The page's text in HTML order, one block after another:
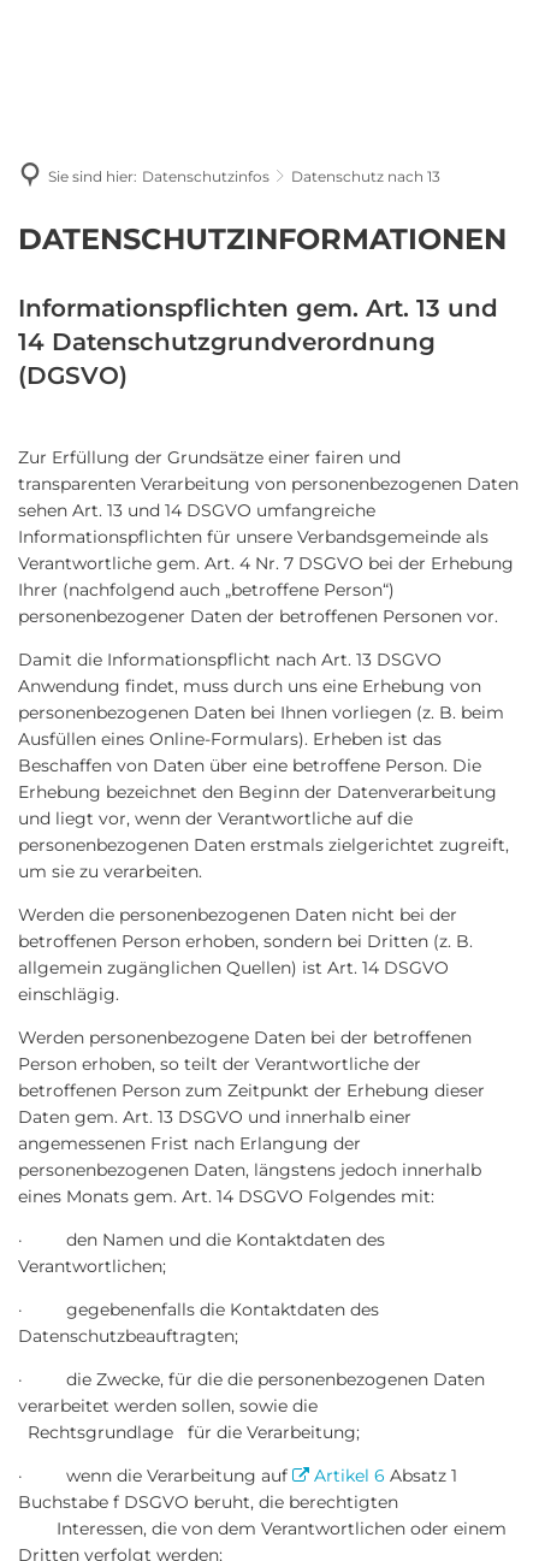
Sie sind hier: Datenschutzinfos Datenschutz nach 13
Datenschutz
13
DATENSCHUTZINFORMATIONEN
Informationspflichten gem. Art. 13 und
14 Datenschutzgrundverordnung
(DGSVO)
Zur Erfüllung der Grundsätze einer fairen und
transparenten Verarbeitung von personenbezogenen Daten
sehen Art. 13 und 14 DSGVO umfangreiche
Informationspflichten für unsere Verbandsgemeinde als
Verantwortliche gem. Art. 4 Nr. 7 DSGVO bei der Erhebung
Ihrer (nachfolgend auch „betroffene Person“)
personenbezogener Daten der betroffenen Personen vor.
Damit die Informationspflicht nach Art. 13 DSGVO
Anwendung findet, muss durch uns eine Erhebung von
personenbezogenen Daten bei Ihnen vorliegen (z. B. beim
Ausfüllen eines Online-Formulars). Erheben ist das
Beschaffen von Daten über eine betroffene Person. Die
Erhebung bezeichnet den Beginn der Datenverarbeitung
und liegt vor, wenn der Verantwortliche auf die
personenbezogenen Daten erstmals zielgerichtet zugreift,
um sie zu verarbeiten.
Werden die personenbezogenen Daten nicht bei der
betroffenen Person erhoben, sondern bei Dritten (z. B.
allgemein zugänglichen Quellen) ist Art. 14 DSGVO
einschlägig.
Werden personenbezogene Daten bei der betroffenen
Person erhoben, so teilt der Verantwortliche der
betroffenen Person zum Zeitpunkt der Erhebung dieser
Daten gem. Art. 13 DSGVO und innerhalb einer
angemessenen Frist nach Erlangung der
personenbezogenen Daten, längstens jedoch innerhalb
eines Monats gem. Art. 14 DSGVO Folgendes mit:
· den Namen und die Kontaktdaten des
Verantwortlichen;
· gegebenenfalls die Kontaktdaten des
Datenschutzbeauftragten;
· die Zwecke, für die die personenbezogenen Daten
verarbeitet werden sollen, sowie die
Rechtsgrundlage für die Verarbeitung;
· wenn die Verarbeitung auf
Artikel 6 Absatz 1
Buchstabe f DSGVO beruht, die berechtigten
Interessen, die von dem Verantwortlichen oder einem
Dritten verfolgt werden;